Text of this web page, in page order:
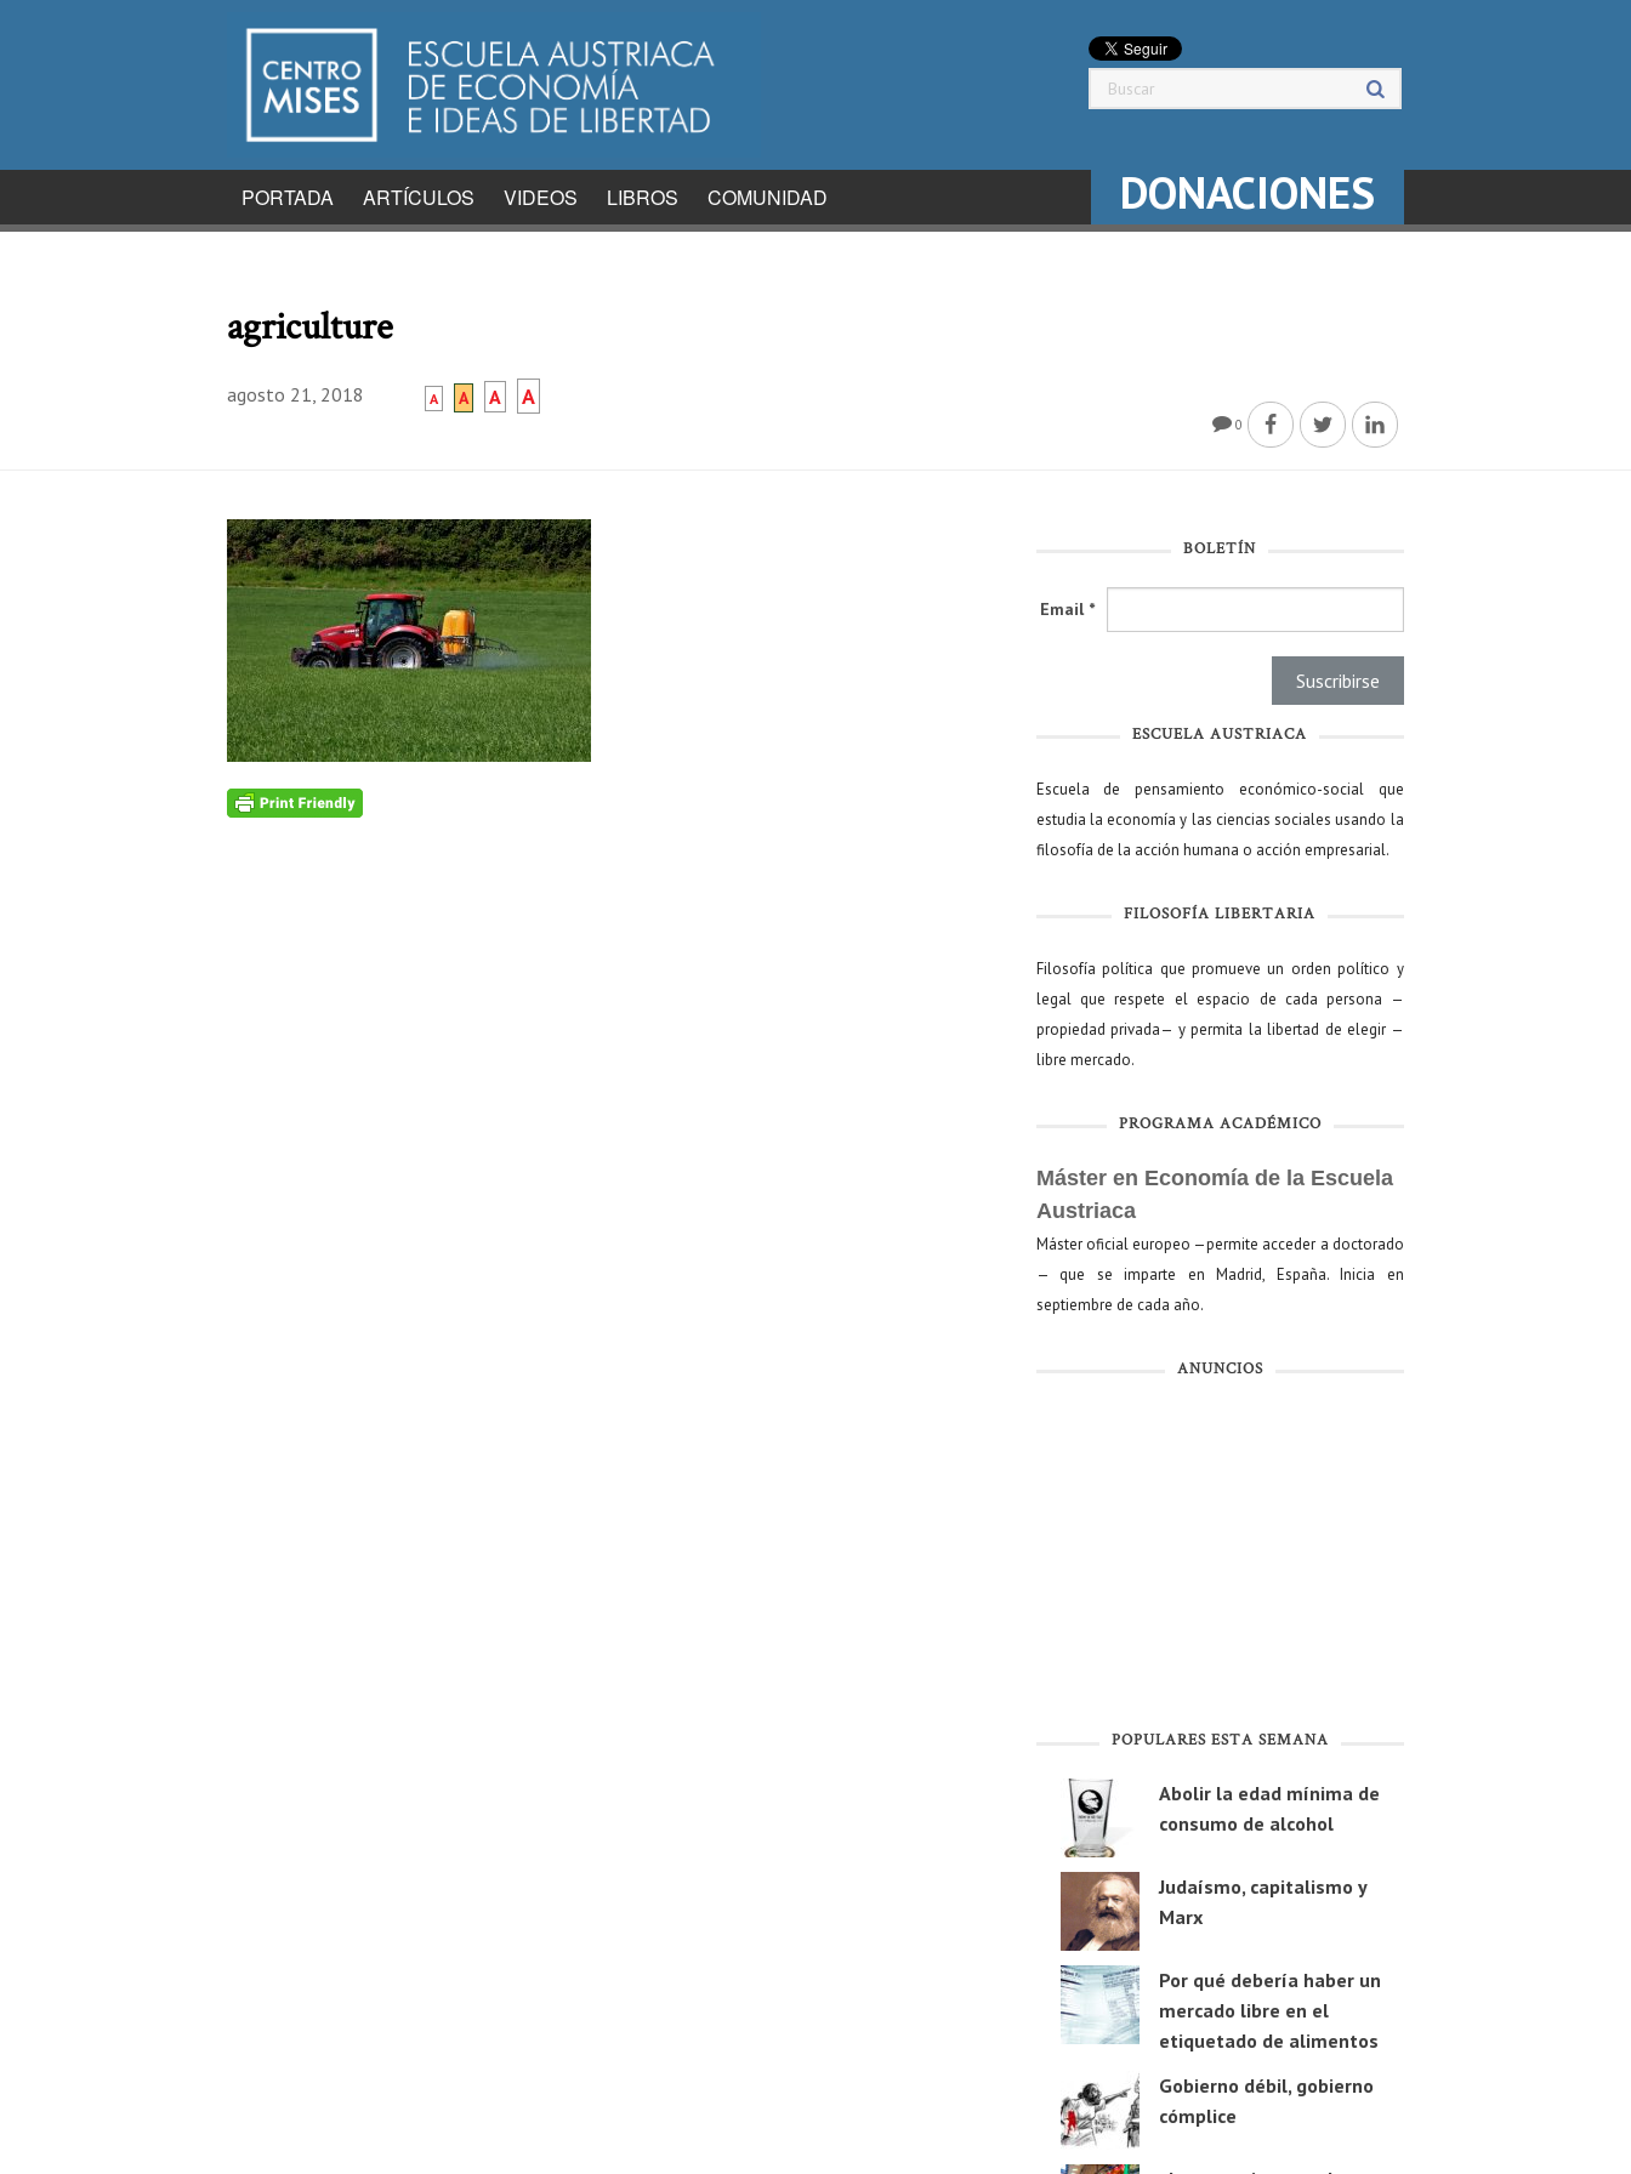
PORTADA ARTÍCULOS VIDEOS LIBROS COMUNIDAD DONACIONES
agriculture
agosto 21, 2018 A A A A
0
BOLETÍN
Email *
ESCUELA AUSTRIACA
Escuela de pensamiento económico-social que
estudia la economía y las ciencias sociales usando la
filosofía de la acción humana o acción empresarial.
FILOSOFÍA LIBERTARIA
Filosofía política que promueve un orden político y
legal que respete el espacio de cada persona —
propiedad privada— y permita la libertad de elegir —
libre mercado.
PROGRAMA ACADÉMICO
Máster en Economía de la Escuela
Austriaca
Máster oficial europeo —permite acceder a doctorado
— que se imparte en Madrid, España. Inicia en
septiembre de cada año.
ANUNCIOS
POPULARES ESTA SEMANA
Abolir la edad mínima de
consumo de alcohol
Judaísmo, capitalismo y
Marx
Por qué debería haber un
mercado libre en el
etiquetado de alimentos
Gobierno débil, gobierno
cómplice